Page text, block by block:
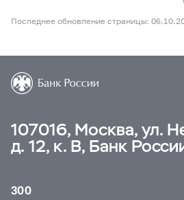
Последнее обновление страницы:
107016, Москва, ул.
д. 12, к. В, Банк
300